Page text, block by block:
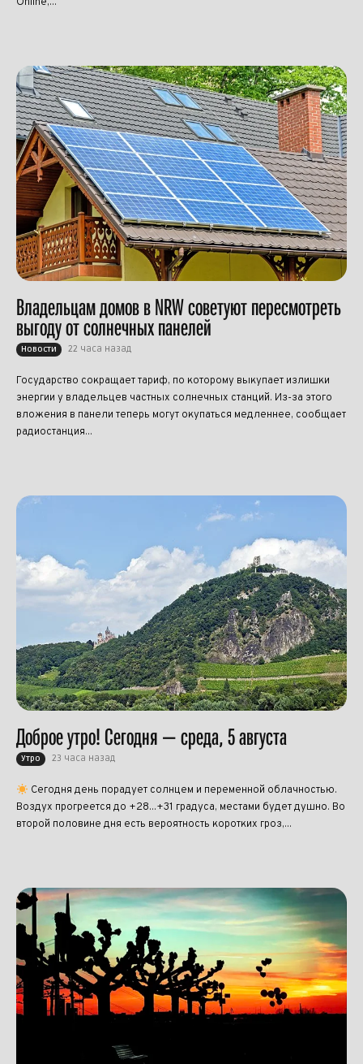
Online,...
Владельцам домов в NRW советуют пересмотреть
выгоду от солнечных панелей
Новости 22 часа назад
Государство сокращает тариф, по которому выкупает излишки
энергии у владельцев частных солнечных станций. Из-за этого
вложения в панели теперь могут окупаться медленнее, сообщает
радиостанция...
Доброе утро! Сегодня — среда, 5 августа
Утро 23 часа назад
Сегодня день порадует солнцем и переменной облачностью.
Воздух прогреется до +28...+31 градуса, местами будет душно. Во
второй половине дня есть вероятность коротких гроз,...